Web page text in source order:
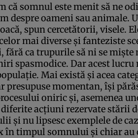
că somnul este menit să ne
despre oameni sau animale.
spun cercetătorii, visele.
mai diverse şi fanteziste
fără ca trupurile să ni se
spasmodice. Dar acest
Mai există şi acea
presupuse momentan, îşi
oniric şi, asemenea
acţiuni rezervate stării
şi nu lipsesc exemplele de
în timpul somnului şi chiar au